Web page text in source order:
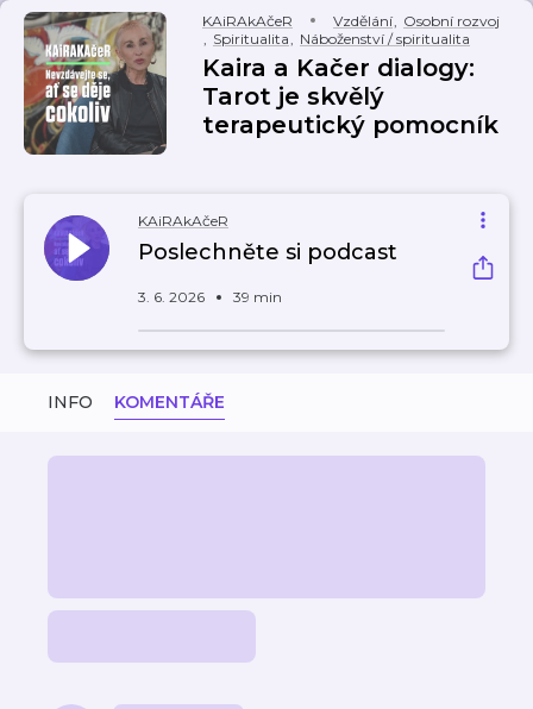
KAiRAkAčeR Vzdělání, Osobní rozvoj
, Spiritualita, Náboženství / spiritualita
Kaira a Kačer dialogy:
Tarot je skvělý
terapeutický pomocník
KAiRAkAčeR
Poslechněte si podcast
3. 6. 2026 39 min
INFO KOMENTÁŘE